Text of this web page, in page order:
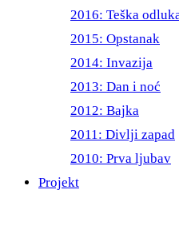
2016: Teška
2015: Opstanak
2014: Invazija
2013: Dan i noć
2012: Bajka
2011: Divlji zapad
2010: Prva ljubav
Projekt